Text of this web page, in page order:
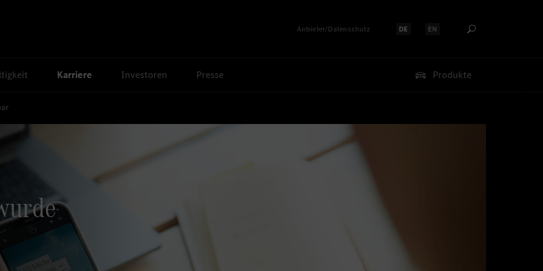
Anbieter/Datenschutz Sprache auswählen:
DE Sprache auswählen:
EN
Karriere Investoren Presse Produkte